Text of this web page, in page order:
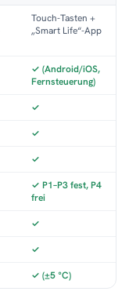
Touch-Tasten +
„Smart Life“-App
✓ (Android/iOS,
Fernsteuerung)
✓
✓
✓
✓ P1–P3 fest, P4
frei
✓
✓
✓ (±5 °C)